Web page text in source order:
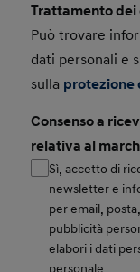
Consent
Trattamento dei
Può trovare
dati personali e
sulla protezione
Consenso a
relativa al
Sì, accetto di
newsletter e
per email,
pubblicità
elabori i dati
personale.